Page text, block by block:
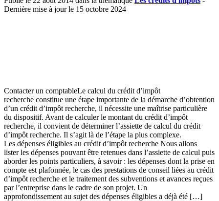
Dernière mise à jour le 15 octobre 2024
Contacter un comptableLe calcul du crédit d’impôt
recherche constitue une étape importante de la démarche d’obtention
d’un crédit d’impôt recherche, il nécessite une maîtrise particulière
du dispositif. Avant de calculer le montant du crédit d’impôt
recherche, il convient de déterminer l’assiette de calcul du crédit
d’impôt recherche. Il s’agit là de l’étape la plus complexe.
Les dépenses éligibles au crédit d’impôt recherche Nous allons
lister les dépenses pouvant être retenues dans l’assiette de calcul puis
aborder les points particuliers, à savoir : les dépenses dont la prise en
compte est plafonnée, le cas des prestations de conseil liées au crédit
d’impôt recherche et le traitement des subventions et avances reçues
par l’entreprise dans le cadre de son projet. Un
approfondissement au sujet des dépenses éligibles a déjà été […]